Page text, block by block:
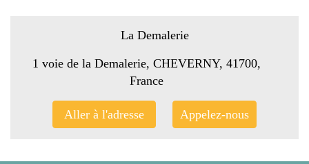
La Demalerie
1 voie de la Demalerie, CHEVERNY, 41700,
France
Aller à l'adresse Appelez-nous